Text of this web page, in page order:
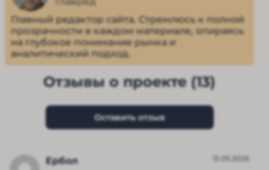
Главный редактор сайта. Стремлюсь к полной
прозрачности в каждом материале, опираясь
на глубокое понимание рынка и
аналитический подход.
Отзывы о проекте (13)
Оставить отзыв
Ербол 13.05.2026